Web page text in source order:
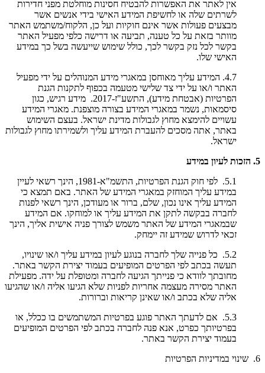
אין לאתר את האפשרות להבטיח חסינות מוחלטת מפני חדירות
לשרתים שלה או לחשיפת המידע האישי בידי אנשים אשר
מבצעים פעולות אשר אינם חוקיות ועל כן, הלקוח/משתמש האתר
מוותר בזאת על כל טענה, תביעה או דרישה כלפי מפעיל האתר
בקשר לכל נזק בקשר לכך, כולל שימוש שייעשה בשל כך במידע
האישי שלו.
4.7. המידע עליך מאוחסן במאגרי מידע המנוהלים על ידי מפעיל
האתר ו/או על ידי צד שלישי מטעמה בכפוף לתקנות הגנת
הפרטיות (אבטחת מידע), התשע"ז-2017. מידע רגיש, כגון
סיסמאות, נשמר במאגרי המידע בצורה מוצפנת. מאגרי המידע
עשויים להימצא מחוץ לגבולות מדינת ישראל. בעצם השימוש
באתר, אתה מסכים להעברת המידע עליך ולשמירתו מחוץ לגבולות
ישראל.
5. הזכות לעיון במידע
5.1. לפי חוק הגנת הפרטיות, התשמ"א-1981, הינך רשאי לעיין
במידע עליך המוחזק במאגרי המידע של האתר. באם תמצא כי
המידע עליך אינו נכון, שלם, ברור או מעודכן, הינך רשאי לפנות
לחברה בבקשה לתקן את המידע עליך או למוחקו. אם המידע
שבמאגרי המידע של האתר משמש לצורך פניה אישית אליך, הינך
זכאי לדרוש שמידע זה יימחק.
5.2. כל פנייה שלך לחברה בנוגע לעיון במידע עליך ו/או שינויו,
תעשה בכתב לפי הפרטים המופיעים בעמוד יצירת הקשר באתר.
מחובתך לוודא כי פנייתך הגיעה לחברה ומטופלת על ידה. מפעילת
האתר מסירה מעצמה אחריות לפניות שלא הגיעו אליה ו/או שהגיעו
אליה שלא בכתב ו/או שאינן קריאות וברורות.
5.3. אם לדעתך האתר פוגע בפרטיות המשתמשים בו ככלל, או
בפרטיותך כפרט, אנא פנה לחברה בכתב לפי הפרטים המופיעים
בעמוד יצירת הקשר באתר.
6. שינוי במדיניות הפרטיות